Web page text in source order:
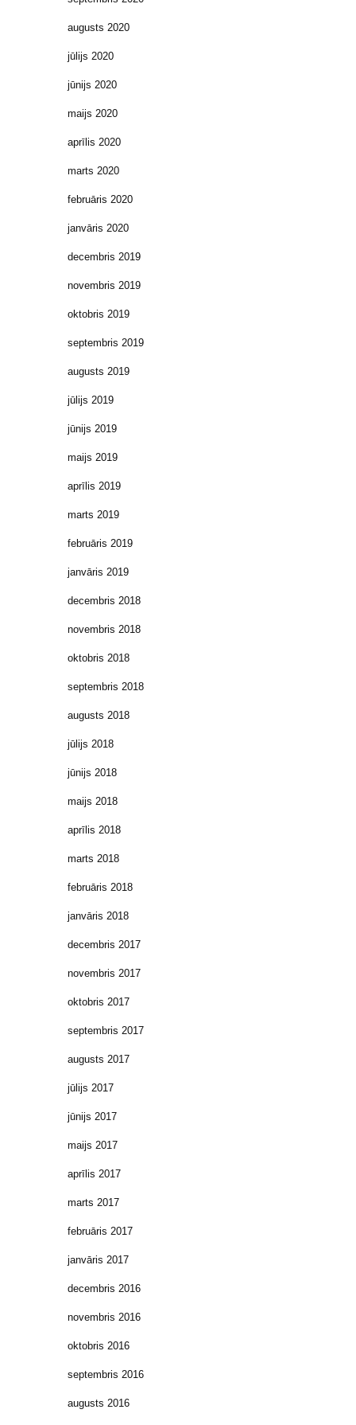
augusts 2020
jūlijs 2020
jūnijs 2020
maijs 2020
aprīlis 2020
marts 2020
februāris 2020
janvāris 2020
decembris 2019
novembris 2019
oktobris 2019
septembris 2019
augusts 2019
jūlijs 2019
jūnijs 2019
maijs 2019
aprīlis 2019
marts 2019
februāris 2019
janvāris 2019
decembris 2018
novembris 2018
oktobris 2018
septembris 2018
augusts 2018
jūlijs 2018
jūnijs 2018
maijs 2018
aprīlis 2018
marts 2018
februāris 2018
janvāris 2018
decembris 2017
novembris 2017
oktobris 2017
septembris 2017
augusts 2017
jūlijs 2017
jūnijs 2017
maijs 2017
aprīlis 2017
marts 2017
februāris 2017
janvāris 2017
decembris 2016
novembris 2016
oktobris 2016
septembris 2016
augusts 2016